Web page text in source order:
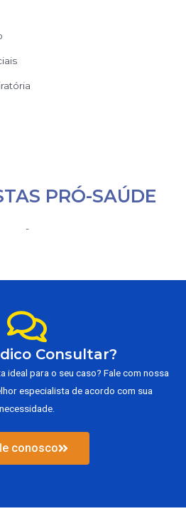
PRÓ-SAÚDE
-
Consultar?
ideal para o seu caso? Fale com nossa
especialista de acordo com sua
necessidade.
conosco